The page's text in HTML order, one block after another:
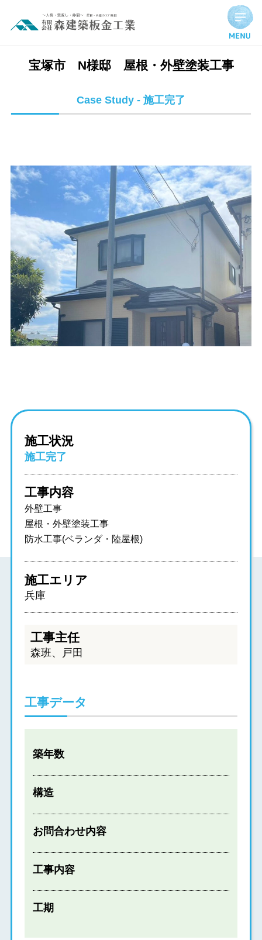
宝塚市 N様邸 屋根・外壁塗装工事 | 施工完了実績
宝塚市 N様邸 屋根・外壁塗装工事
Case Study - 施工完了
施工状況
施工完了
工事内容
外壁工事
屋根・外壁塗装工事
防水工事(ベランダ・陸屋根)
施工エリア
兵庫
工事主任
森班、戸田
工事データ
築年数
構造
お問合わせ内容
工事内容
工期